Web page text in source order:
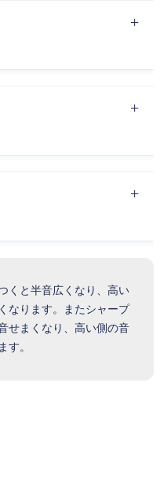
６度
で短６度
６度
長６度
くと半音広くなり、高い
なります。またシャープ
せまくなり、高い側の音
す。